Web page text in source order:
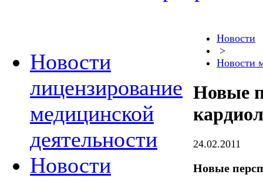
Новости
лицензирование
медицинской
деятельности
Новости
Новости
>
Новости
Новые
24.02.2011
Новые